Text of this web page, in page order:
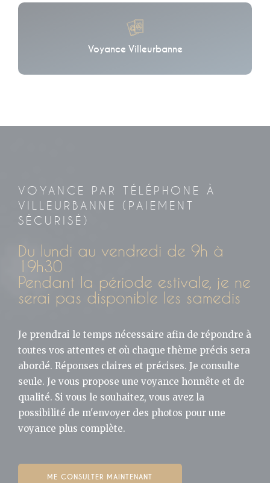
Voyance Villeurbanne
VOYANCE PAR TÉLÉPHONE À
VILLEURBANNE (PAIEMENT
SÉCURISÉ)
Du lundi au vendredi de 9h à
19h30
Pendant la période estivale, je ne
serai pas disponible les samedis
Je prendrai le temps nécessaire afin de répondre à
toutes vos attentes et où chaque thème précis sera
abordé. Réponses claires et précises. Je consulte
seule. Je vous propose une voyance honnête et de
qualité. Si vous le souhaitez, vous avez la
possibilité de m'envoyer des photos pour une
voyance plus complète.
ME CONSULTER MAINTENANT